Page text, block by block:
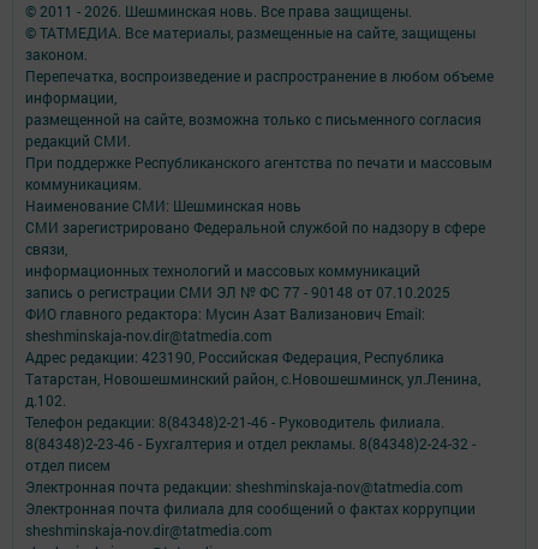
© 2011 - 2026. Шешминская новь. Все права защищены.
© ТАТМЕДИА. Все материалы, размещенные на сайте, защищены
законом.
Перепечатка, воспроизведение и распространение в любом объеме
информации,
размещенной на сайте, возможна только с письменного согласия
редакций СМИ.
При поддержке Республиканского агентства по печати и массовым
коммуникациям.
Наименование СМИ: Шешминская новь
СМИ зарегистрировано Федеральной службой по надзору в сфере
связи,
информационных технологий и массовых коммуникаций
запись о регистрации СМИ ЭЛ № ФС 77 - 90148 от 07.10.2025
ФИО главного редактора: Мусин Азат Вализанович Email:
sheshminskaja-nov.dir@tatmedia.com
Адрес редакции: 423190, Российская Федерация, Республика
Татарстан, Новошешминский район, с.Новошешминск, ул.Ленина,
д.102.
Телефон редакции: 8(84348)2-21-46 - Руководитель филиала.
8(84348)2-23-46 - Бухгалтерия и отдел рекламы. 8(84348)2-24-32 -
отдел писем
Электронная почта редакции: sheshminskaja-nov@tatmedia.com
Электронная почта филиала для сообщений о фактах коррупции
sheshminskaja-nov.dir@tatmedia.com